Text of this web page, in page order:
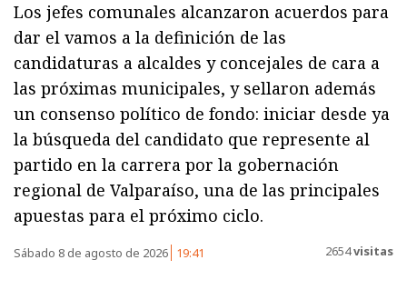
Los jefes comunales alcanzaron acuerdos para
dar el vamos a la definición de las
candidaturas a alcaldes y concejales de cara a
las próximas municipales, y sellaron además
un consenso político de fondo: iniciar desde ya
la búsqueda del candidato que represente al
partido en la carrera por la gobernación
regional de Valparaíso, una de las principales
apuestas para el próximo ciclo.
Sábado 8 de agosto de 2026 19:41 2654visitas